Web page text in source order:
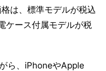
格は、標準モデルが税込
ケース付属モデルが税
ら、iPhoneやApple